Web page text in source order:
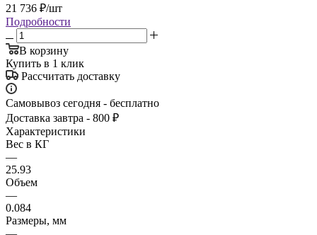
21 736 ₽/шт
Подробности
В корзину
Купить в 1 клик
Рассчитать доставку
Самовывоз сегодня - бесплатно
Доставка завтра - 800 ₽
Характеристики
Вес в КГ
—
25.93
Объем
—
0.084
Размеры, мм